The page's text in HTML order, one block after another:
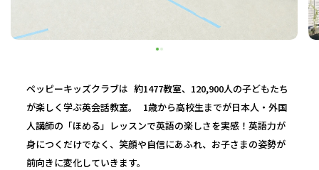
ペッピーキッズクラブは 約1477教室、120,900人の子どもたち
が楽しく学ぶ英会話教室。 1歳から高校生までが日本人・外国
人講師の「ほめる」レッスンで英語の楽しさを実感！英語力が
身につくだけでなく、笑顔や自信にあふれ、お子さまの姿勢が
前向きに変化していきます。